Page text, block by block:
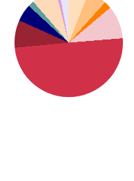
♫ + 2.000 =
3.000 = 51,7
♫ + 3.000 = 35
Экономия